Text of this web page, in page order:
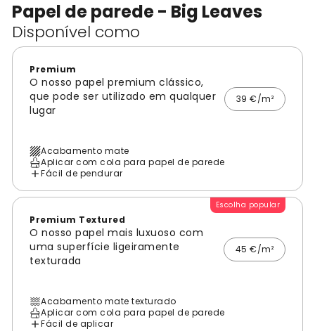
Papel de parede - Big Leaves
Disponível como
Premium
O nosso papel premium clássico,
que pode ser utilizado em qualquer
lugar
39 €/m²
Acabamento mate
Aplicar com cola para papel de parede
Fácil de pendurar
Escolha popular
Premium Textured
O nosso papel mais luxuoso com
uma superfície ligeiramente
texturada
45 €/m²
Acabamento mate texturado
Aplicar com cola para papel de parede
Fácil de aplicar